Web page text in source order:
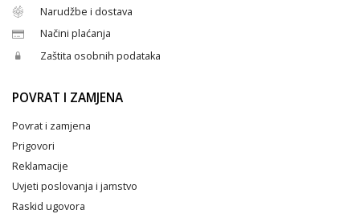
Narudžbe i dostava
Načini plaćanja
Zaštita osobnih podataka
POVRAT I ZAMJENA
Povrat i zamjena
Prigovori
Reklamacije
Uvjeti poslovanja i jamstvo
Raskid ugovora